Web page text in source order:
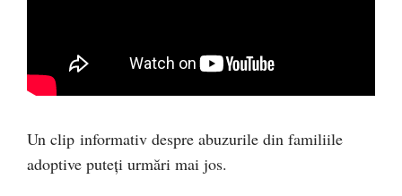
Un clip informativ despre abuzurile din familiile
adoptive puteți urmări mai jos.